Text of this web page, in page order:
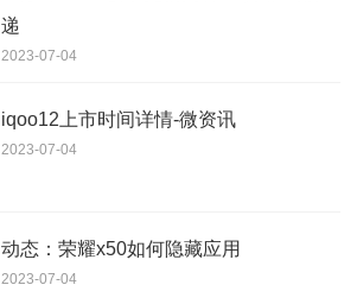
递
2023-07-04
iqoo12上市时间详情-微资讯
2023-07-04
动态：荣耀x50如何隐藏应用
2023-07-04